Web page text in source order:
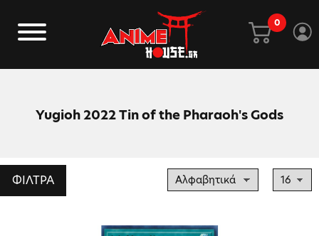
0
Yugioh 2022 Tin of the Pharaoh's Gods
ΦΙΛΤΡΑ